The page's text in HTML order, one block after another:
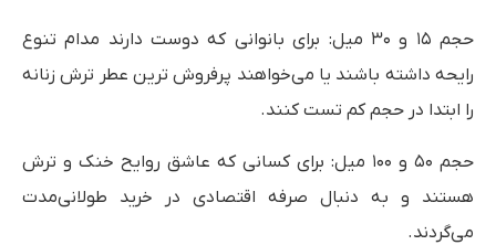
حجم ۱۵ و ۳۰ میل: برای بانوانی که دوست دارند مدام تنوع
رایحه داشته باشند یا می‌خواهند پرفروش ترین عطر ترش زنانه
را ابتدا در حجم کم تست کنند.
حجم ۵۰ و ۱۰۰ میل: برای کسانی که عاشق روایح خنک و ترش
هستند و به دنبال صرفه اقتصادی در خرید طولانی‌مدت
می‌گردند.